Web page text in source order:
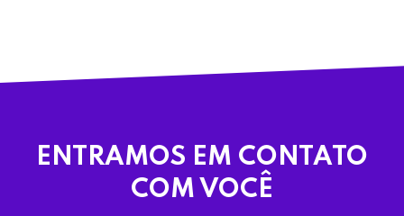
ENTRAMOS EM CONTATO
COM VOCÊ